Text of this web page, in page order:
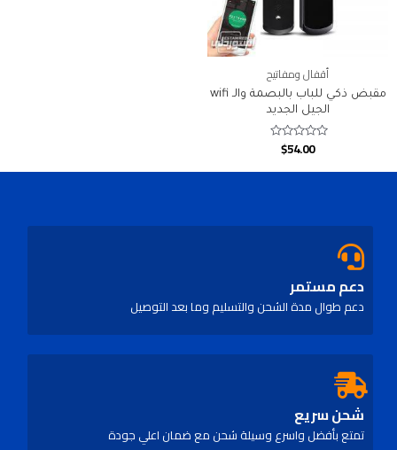
أقفال ومفاتيح
مقبض ذكي للباب بالبصمة والـ wifi
الجيل الجديد
Rated
$54.00
دعم مستمر
دعم طوال مدة الشحن والتسليم وما بعد التوصيل
شحن سريع
تمتع بأفضل واسرع وسيلة شحن مع ضمان اعلي جودة